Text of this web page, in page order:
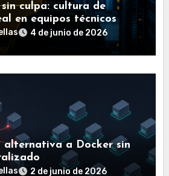
culpa: cultura de
en equipos técnicos
4 de junio de 2026
alternativa a Docker sin
2 de junio de 2026